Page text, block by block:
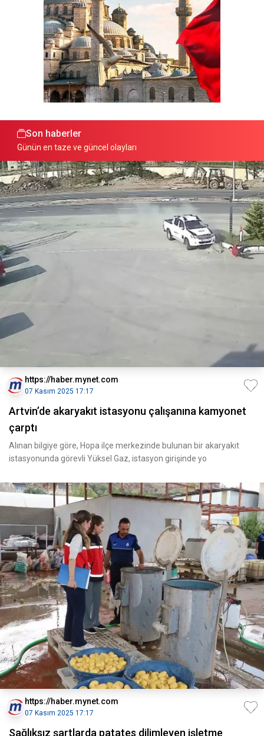
Son haberler
Günün en taze ve güncel olayları
https://haber.mynet.com
07 Kasım 2025 17:17
Artvin’de akaryakıt istasyonu çalışanına kamyonet
çarptı
Alınan bilgiye göre, Hopa ilçe merkezinde bulunan bir akaryakıt
istasyonunda görevli Yüksel Gaz, istasyon girişinde yo
https://haber.mynet.com
07 Kasım 2025 17:17
Sağlıksız şartlarda patates dilimleyen işletme